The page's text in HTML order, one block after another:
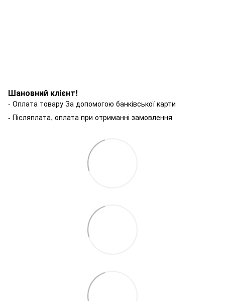
Шановний клієнт!
- Оплата товару За допомогою банківської карти
- Післяплата, оплата при отриманні замовлення